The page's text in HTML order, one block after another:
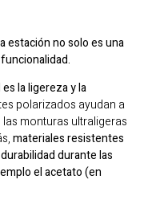
estación no solo es una
la ligereza y la
polarizados ayudan a
monturas ultraligeras
materiales resistentes
durante las
el acetato (en